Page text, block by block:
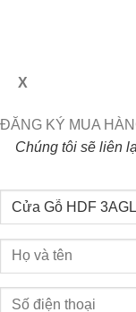
X
ĐĂNG KÝ MUA
Chúng tôi sẽ liên